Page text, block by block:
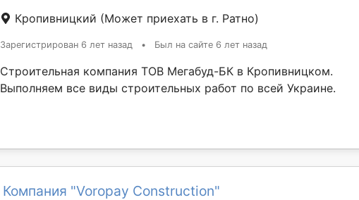
Кропивницкий (Может приехать в г. Ратно)
Зарегистрирован 6 лет назад • Был на сайте 6 лет назад
Строительная компания ТОВ Мегабуд-БК в Кропивницком.
Выполняем все виды строительных работ по всей Украине.
Компания "Voropay Construction"